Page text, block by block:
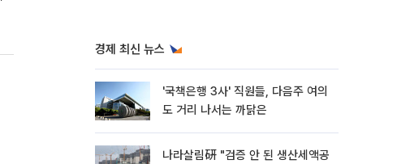
경제 최신 뉴스
'국책은행 3사' 직원들, 다음주 여의
도 거리 나서는 까닭은
나라살림硏 "검증 안 된 생산세액공